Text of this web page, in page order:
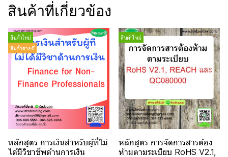
สินค้าที่เกี่ยวข้อง
สินค้าใหม่
สินค้าขายดี
หลักสูตร การเงินสำหรับผู้ที่ไม่
ได้มีวิชาชีพด้านการเงิน
สินค้าใหม่
หลักสูตร การจัดการสารต้อง
ห้ามตามระเบียบ RoHS V2.1,